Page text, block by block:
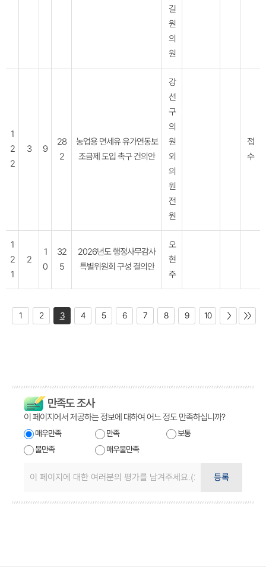
길
원
의
원
1
2
2
3 9
28
2
농업용 면세유 유가연동보
조금제 도입 촉구 건의안
강
선
구
의
원
외
의
원
전
원
접
수
1
2
1
2
1
0
32
5
2026년도 행정사무감사
특별위원회 구성 결의안
오
현
주
1 2 3 4 5 6 7 8 9 10
만족도 조사
이 페이지에서 제공하는 정보에 대하여 어느 정도 만족하십니까?
매우만족 만족
보통
불만족
매우불만족
등록